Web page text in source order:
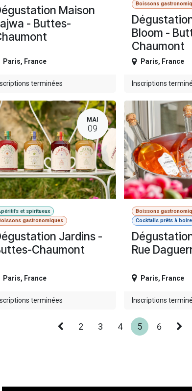
Maison
- Buttes-
Paris, France
terminées
Boissons
Bloom -
Chaumont
Paris, France
Inscriptions
MAI
09
et spiritueux
gastronomiques
Jardins -
Chaumont
Paris, France
terminées
Boissons
Cocktails prêts à boire
Rue
Paris, France
Inscriptions
2 3 4 5 6